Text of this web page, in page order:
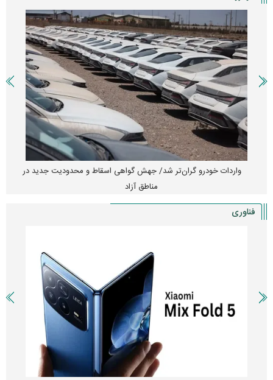
واردات خودرو گران‌تر شد/ جهش گواهی اسقاط و محدودیت جدید در
مناطق آزاد
فناوری